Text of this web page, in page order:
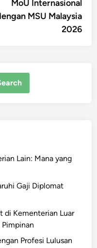
MoU Internasional
MSU Malaysia
2026
Lain: Mana yang
Gaji Diplomat
di Kementerian Luar
Profesi Lulusan